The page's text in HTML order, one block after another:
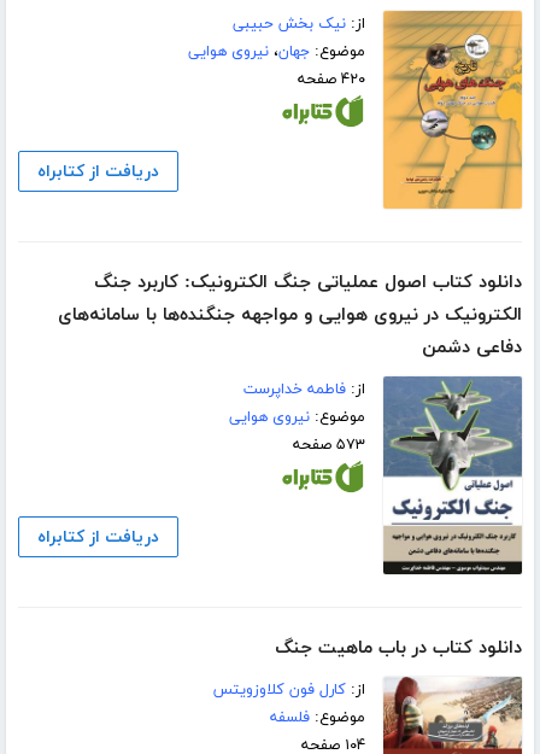
از:نیک بخش حبیبی
موضوع:جهان،نیروی هوایی
۴۲۰ صفحه
دریافت از کتابراه
دانلود کتاب اصول عملیاتی جنگ الکترونیک: کاربرد جنگ
الکترونیک در نیروی هوایی و مواجهه جنگنده‌ها با سامانه‌های
دفاعی دشمن
از:فاطمه خداپرست
موضوع:نیروی هوایی
۵۷۳ صفحه
دریافت از کتابراه
دانلود کتاب در باب ماهیت جنگ
از:کارل فون کلاوزویتس
موضوع:فلسفه
۱۰۴ صفحه